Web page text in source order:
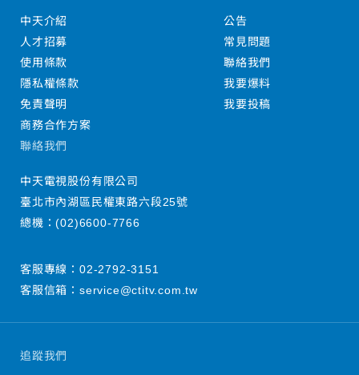
追蹤我們
中天介紹
人才招募
使用條款
隱私權條款
免責聲明
商務合作方案
公告
常見問題
聯絡我們
我要爆料
我要投稿
聯絡我們
中天電視股份有限公司
臺北市內湖區民權東路六段25號
總機：(02)6600-7766
客服專線： 02-2792-3151
客服信箱： service@ctitv.com.tw